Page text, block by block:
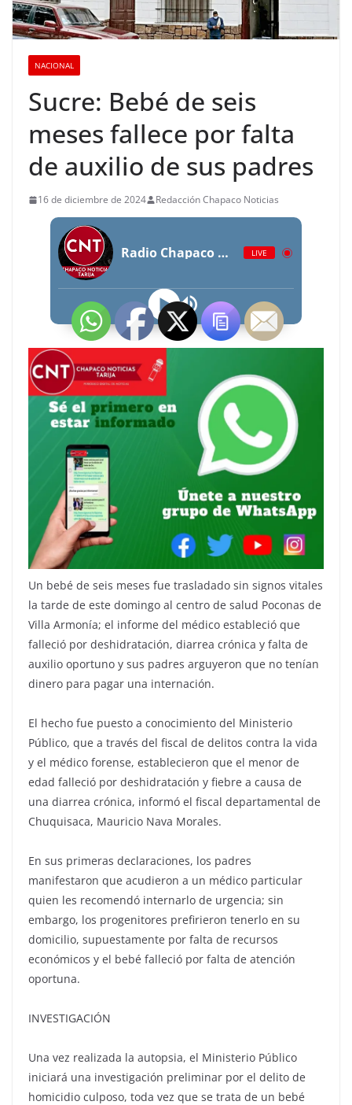
NACIONAL
Sucre: Bebé de seis
meses fallece por falta
de auxilio de sus padres
16 de diciembre de 2024 Redacción Chapaco Noticias
Radio Chapaco Noticias Las 24 horas en vivo LIVE
Un bebé de seis meses fue trasladado sin signos vitales
la tarde de este domingo al centro de salud Poconas de
Villa Armonía; el informe del médico estableció que
falleció por deshidratación, diarrea crónica y falta de
auxilio oportuno y sus padres arguyeron que no tenían
dinero para pagar una internación.
El hecho fue puesto a conocimiento del Ministerio
Público, que a través del fiscal de delitos contra la vida
y el médico forense, establecieron que el menor de
edad falleció por deshidratación y fiebre a causa de
una diarrea crónica, informó el fiscal departamental de
Chuquisaca, Mauricio Nava Morales.
En sus primeras declaraciones, los padres
manifestaron que acudieron a un médico particular
quien les recomendó internarlo de urgencia; sin
embargo, los progenitores prefirieron tenerlo en su
domicilio, supuestamente por falta de recursos
económicos y el bebé falleció por falta de atención
oportuna.
INVESTIGACIÓN
Una vez realizada la autopsia, el Ministerio Público
iniciará una investigación preliminar por el delito de
homicidio culposo, toda vez que se trata de un bebé